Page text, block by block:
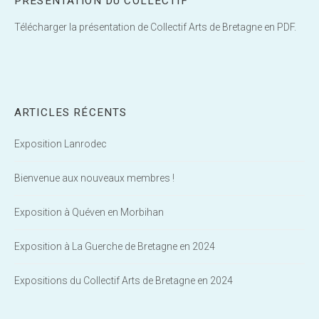
Télécharger la présentation de Collectif Arts de Bretagne en PDF.
ARTICLES RÉCENTS
Exposition Lanrodec
Bienvenue aux nouveaux membres !
Exposition à Quéven en Morbihan
Exposition à La Guerche de Bretagne en 2024
Expositions du Collectif Arts de Bretagne en 2024